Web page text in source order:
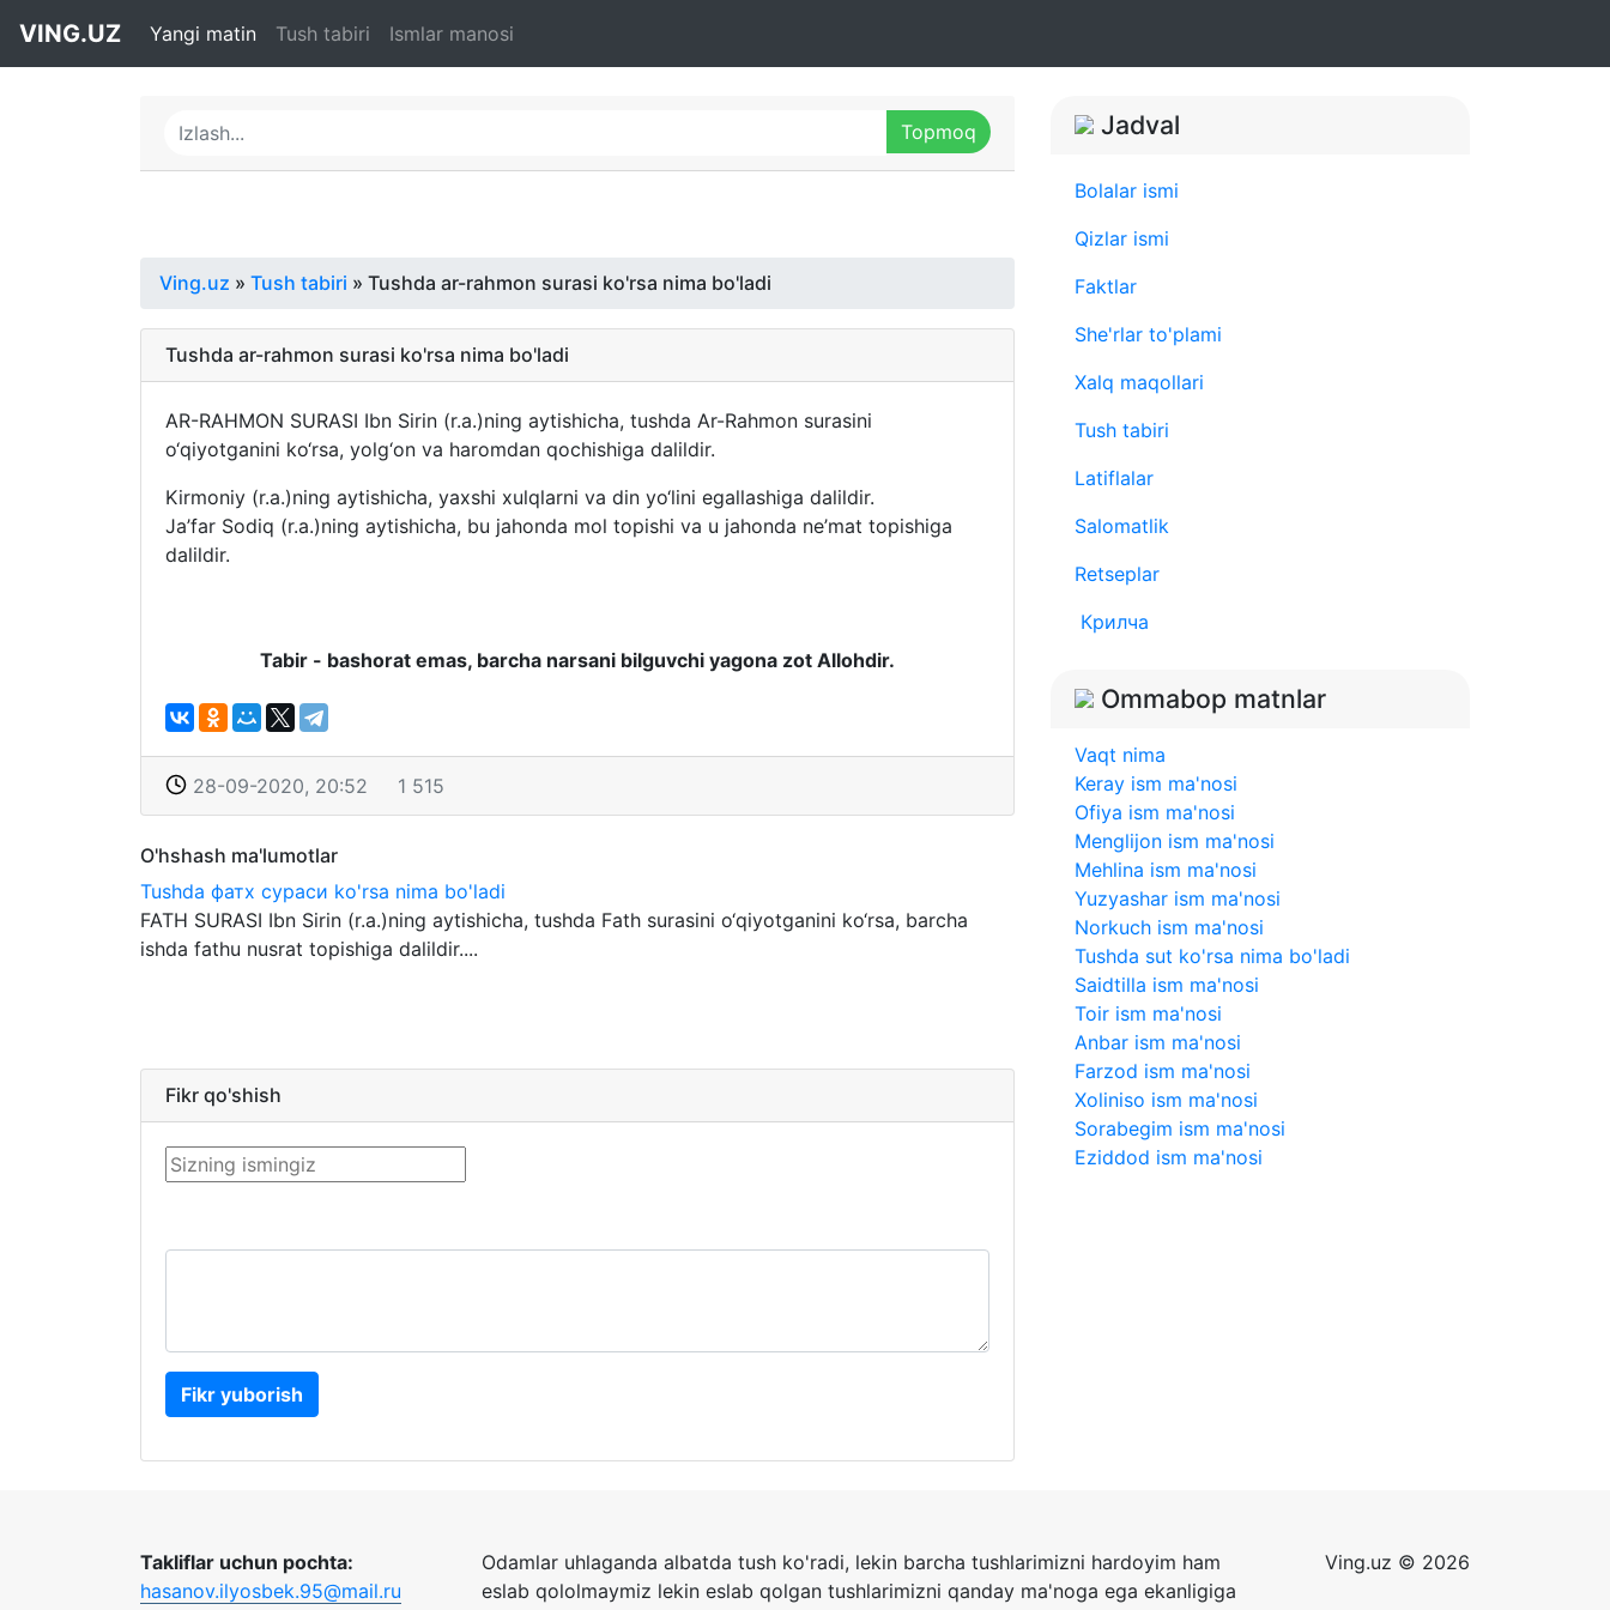
VING.UZ Yangi matin Tush tabiri Ismlar manosi
Ving.uz » Tush tabiri » Tushda ar-rahmon surasi ko'rsa nima bo'ladi
Tushda ar-rahmon surasi ko'rsa nima bo'ladi
AR-RAHMON SURASI Ibn Sirin (r.a.)ning aytishicha, tushda Ar-Rahmon surasini
o‘qiyotganini ko‘rsa, yolg‘on va haromdan qochishiga dalildir.
Kirmoniy (r.a.)ning aytishicha, yaxshi xulqlarni va din yo‘lini egallashiga dalildir.
Ja’far Sodiq (r.a.)ning aytishicha, bu jahonda mol topishi va u jahonda ne’mat topishiga
dalildir.
Tabir - bashorat emas, barcha narsani bilguvchi yagona zot Allohdir.
28-09-2020, 20:52 1 515
O'hshash ma'lumotlar
Tushda фатх сураси ko'rsa nima bo'ladi
FATH SURASI Ibn Sirin (r.a.)ning aytishicha, tushda Fath surasini o‘qiyotganini ko‘rsa, barcha
ishda fathu nusrat topishiga dalildir....
Fikr qo'shish
Fikr yuborish
Jadval
Bolalar ismi
Qizlar ismi
Faktlar
She'rlar to'plami
Xalq maqollari
Tush tabiri
Latiflalar
Salomatlik
Retseplar
Крилча
Ommabop matnlar
Vaqt nima
Keray ism ma'nosi
Ofiya ism ma'nosi
Menglijon ism ma'nosi
Mehlina ism ma'nosi
Yuzyashar ism ma'nosi
Norkuch ism ma'nosi
Tushda sut ko'rsa nima bo'ladi
Saidtilla ism ma'nosi
Toir ism ma'nosi
Anbar ism ma'nosi
Farzod ism ma'nosi
Xoliniso ism ma'nosi
Sorabegim ism ma'nosi
Eziddod ism ma'nosi
Takliflar uchun pochta:
hasanov.ilyosbek.95@mail.ru
Odamlar uhlaganda albatda tush ko'radi, lekin barcha tushlarimizni hardoyim ham
eslab qololmaymiz lekin eslab qolgan tushlarimizni qanday ma'noga ega ekanligiga
Ving.uz © 2026